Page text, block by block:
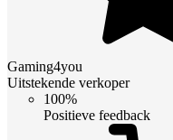
Gaming4you
Uitstekende verkoper
100%
Positieve feedback